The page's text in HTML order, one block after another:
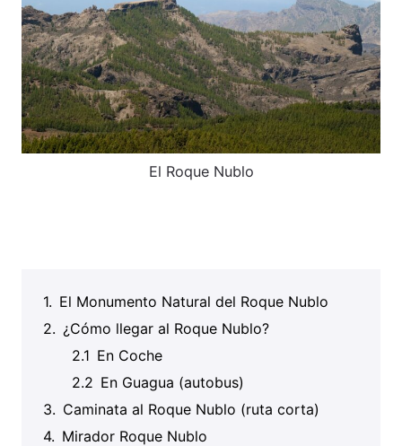
El Roque Nublo
El Monumento Natural del Roque Nublo
¿Cómo llegar al Roque Nublo?
En Coche
En Guagua (autobus)
Caminata al Roque Nublo (ruta corta)
Mirador Roque Nublo